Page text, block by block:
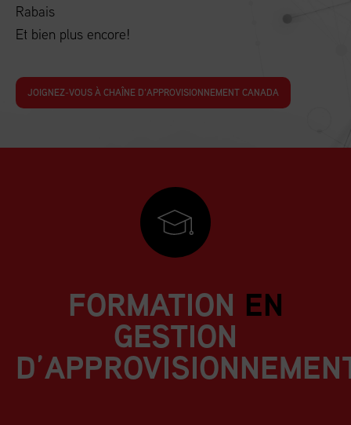
Rabais
Et bien plus encore!
JOIGNEZ-VOUS À CHAÎNE D’APPROVISIONNEMENT CANADA
FORMATION EN
GESTION